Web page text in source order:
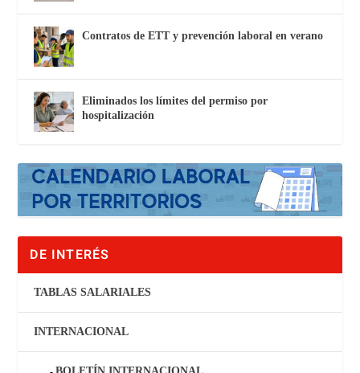
Contratos de ETT y prevención laboral en verano
Eliminados los límites del permiso por
hospitalización
DE INTERÉS
TABLAS SALARIALES
INTERNACIONAL